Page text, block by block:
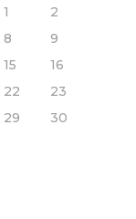
1
2
8
9
15
16
22
23
29
30